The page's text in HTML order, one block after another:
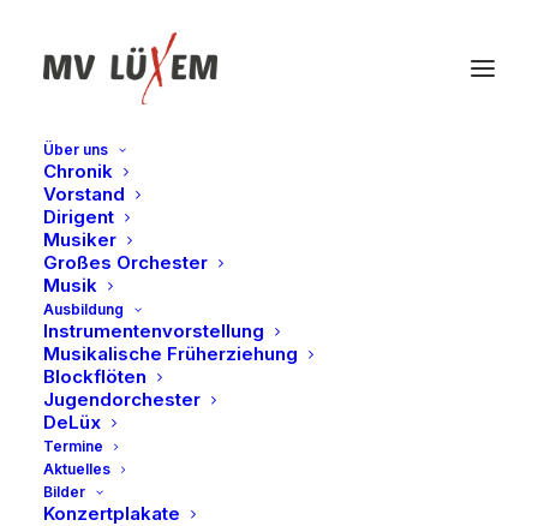
Über uns
Chronik
Vorstand
Dirigent
Musiker
Großes Orchester
Musik
Ausbildung
Instrumentenvorstellung
Musikalische Früherziehung
Blockflöten
Jugendorchester
DeLüx
Termine
Aktuelles
Bilder
Konzertplakate
Aktionen